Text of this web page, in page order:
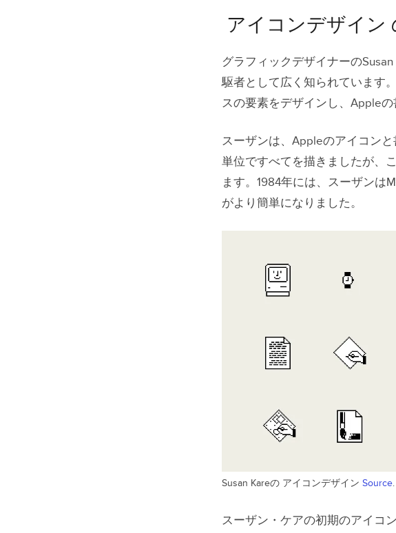
アイコンデザイン
グラフィックデザイナーの
駆者として広く知られています
スの要素をデザインし、Apple
スーザンは、Appleのアイコン
単位ですべてを描きましたが、
ます。1984年には、スーザンは
がより簡単になりました。
Susan Kareの アイコンデザイン Source.
スーザン・ケアの初期のアイコ